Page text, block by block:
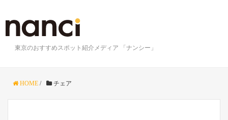
東京のおすすめスポット紹介メディア 「ナンシー」
HOME / チェア